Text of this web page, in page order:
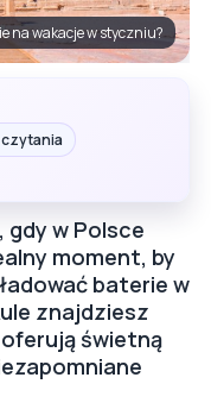
na wakacje w styczniu?
gdy w Polsce
moment, by
baterie w
znajdziesz
świetną